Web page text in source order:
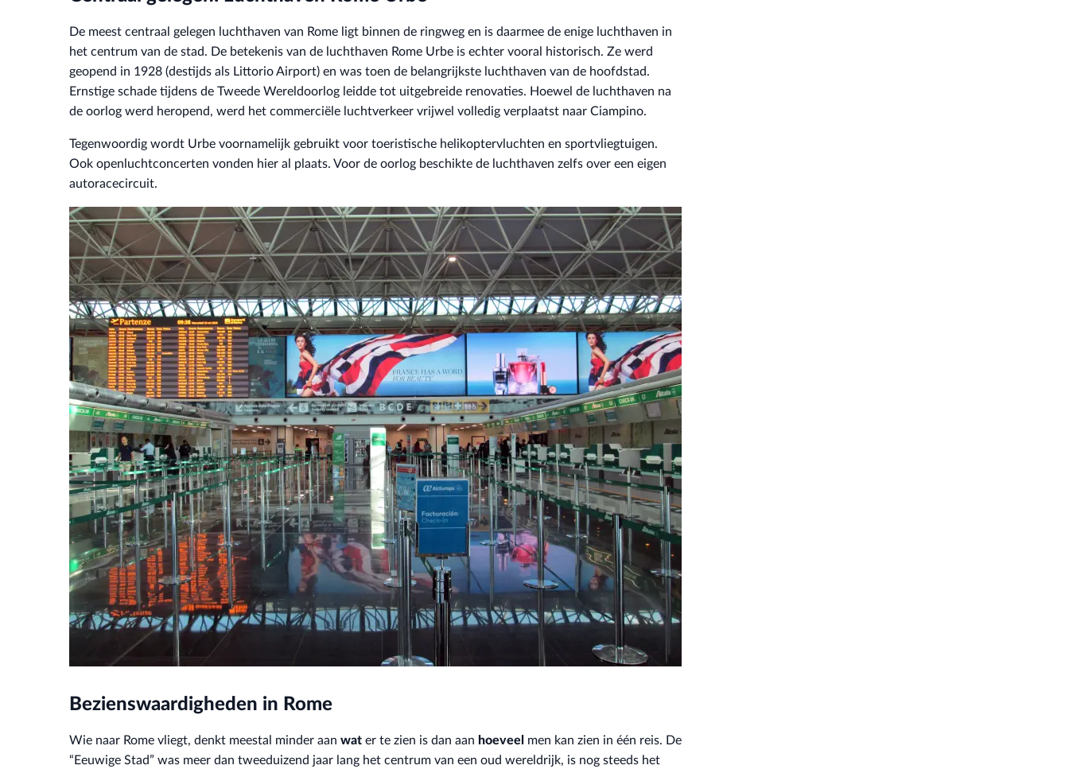
De meest centraal gelegen luchthaven van Rome ligt binnen de ringweg en is daarmee de enige luchthaven in
het centrum van de stad. De betekenis van de luchthaven Rome Urbe is echter vooral historisch. Ze werd
geopend in 1928 (destijds als Littorio Airport) en was toen de belangrijkste luchthaven van de hoofdstad.
Ernstige schade tijdens de Tweede Wereldoorlog leidde tot uitgebreide renovaties. Hoewel de luchthaven na
de oorlog werd heropend, werd het commerciële luchtverkeer vrijwel volledig verplaatst naar Ciampino.
Tegenwoordig wordt Urbe voornamelijk gebruikt voor toeristische helikoptervluchten en sportvliegtuigen.
Ook openluchtconcerten vonden hier al plaats. Voor de oorlog beschikte de luchthaven zelfs over een eigen
autoracecircuit.
Bezienswaardigheden in Rome
Wie naar Rome vliegt, denkt meestal minder aan wat er te zien is dan aan hoeveel men kan zien in één reis. De
“Eeuwige Stad” was meer dan tweeduizend jaar lang het centrum van een oud wereldrijk, is nog steeds het